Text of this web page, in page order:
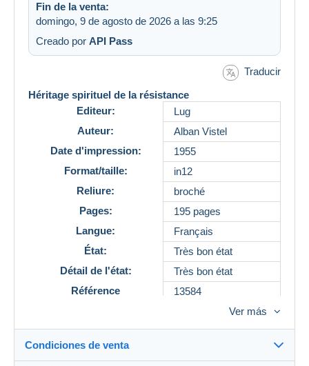
Fin de la venta:
domingo, 9 de agosto de 2026 a las 9:25
Creado por API Pass
Traducir
Héritage spirituel de la résistance
Editeur:
Lug
Auteur:
Alban Vistel
Date d'impression:
1955
Format/taille:
in12
Reliure:
broché
Pages:
195 pages
Langue:
Français
État:
Très bon état
Détail de l'état:
Très bon état
Référence
13584
Cet ouvrage d'Alban Vistel initialement publié en 1955
par l'éditeur Lug traite de l'héritage spirituel de la
Ver más
Condiciones de venta